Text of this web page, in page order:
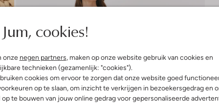
Jum, cookies!
onze negen partners, maken op onze website gebruik van cookies en
technieken (gezamenlijk: "cookies").
cookies om ervoor te zorgen dat onze website goed
op te slaan, om inzicht te verkrijgen in bezoekersgedrag en
te bouwen van jouw online gedrag voor gepersonaliseerde